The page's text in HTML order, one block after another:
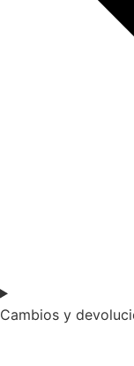
Cambios y